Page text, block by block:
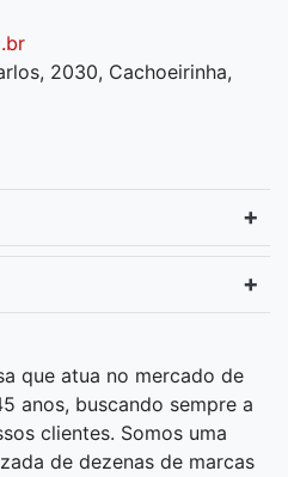
2030, Cachoeirinha,
que atua no mercado de
anos, buscando sempre a
clientes. Somos uma
de dezenas de marcas